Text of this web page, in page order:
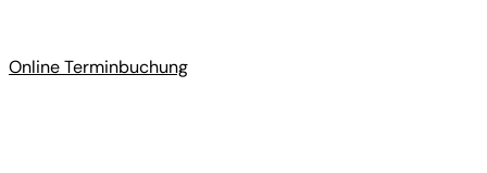
Online Terminbuchung